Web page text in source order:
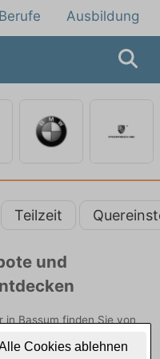
Cookies ablehnen
Berufe Ausbildung
Teilzeit
und
in Bassum finden Sie von
Optionen von Top-
heute.